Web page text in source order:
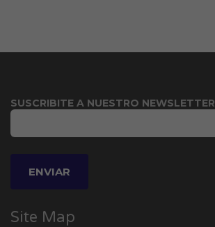
SUSCRIBITE A NUESTRO NEWSLETTER
Site Map